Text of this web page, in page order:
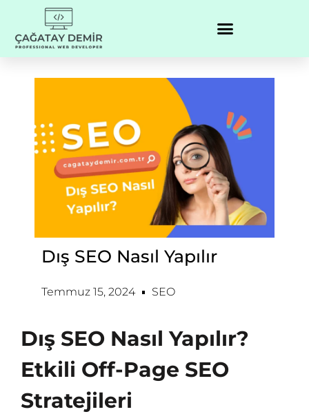
Dış SEO Nasıl Yapılır
Temmuz 15, 2024 SEO
Dış SEO Nasıl Yapılır?
Etkili Off-Page SEO
Stratejileri